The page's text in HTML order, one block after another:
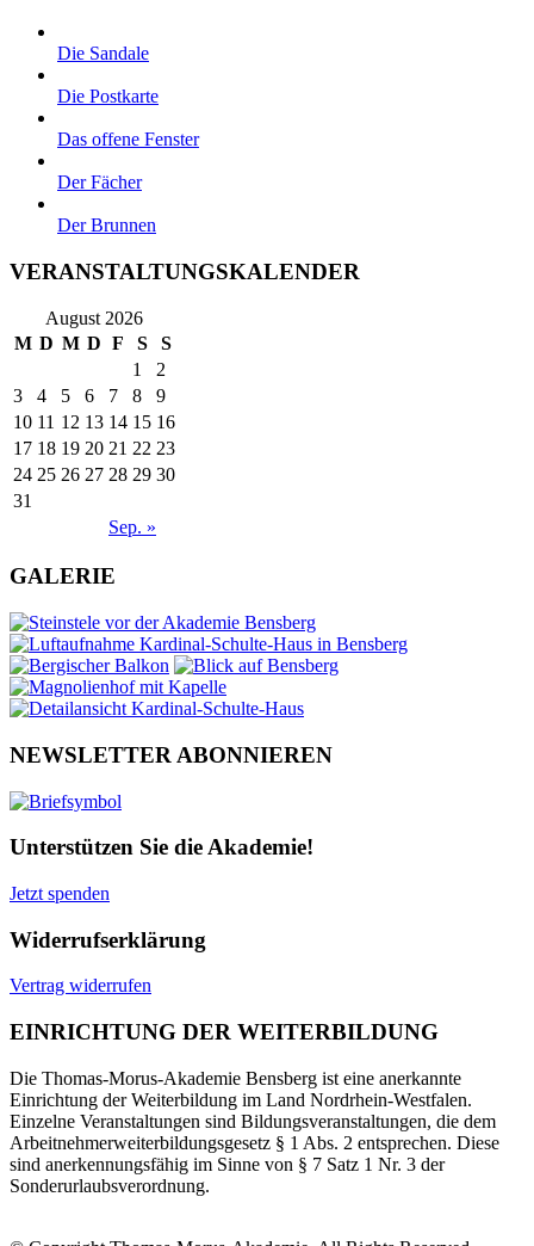
Die Sandale
Die Postkarte
Das offene Fenster
Der Fächer
Der Brunnen
VERANSTALTUNGSKALENDER
August 2026
M D M D F S S
Sep. »
1
2
3
4 5 6 7 8
9
10 11 12 13 14 15 16
17 18 19 20 21 22 23
24 25 26 27 28 29 30
31
GALERIE
NEWSLETTER ABONNIEREN
Unterstützen Sie die Akademie!
Jetzt spenden
Widerrufserklärung
Vertrag widerrufen
EINRICHTUNG DER WEITERBILDUNG
Die Thomas-Morus-Akademie Bensberg ist eine anerkannte
Einrichtung der Weiterbildung im Land Nordrhein-Westfalen.
Einzelne Veranstaltungen sind Bildungsveranstaltungen, die dem
Arbeitnehmerweiterbildungsgesetz § 1 Abs. 2 entsprechen. Diese
sind anerkennungsfähig im Sinne von § 7 Satz 1 Nr. 3 der
Sonderurlaubsverordnung.